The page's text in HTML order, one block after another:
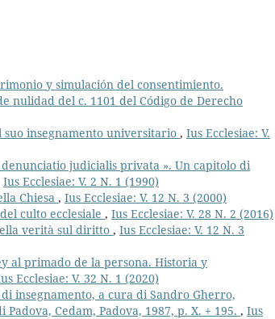
y simulación del consentimiento.
nulidad del c. 1101 del Código de Derecho
suo insegnamento universitario , Ius Ecclesiae: V.
judicialis privata ». Un capitolo di
Ius Ecclesiae: V. 2 N. 1 (1990)
Chiesa , Ius Ecclesiae: V. 12 N. 3 (2000)
culto ecclesiale , Ius Ecclesiae: V. 28 N. 2 (2016)
verità sul diritto , Ius Ecclesiae: V. 12 N. 3
al primado de la persona. Historia y
Ecclesiae: V. 32 N. 1 (2020)
insegnamento, a cura di Sandro Gherro,
Cedam, Padova, 1987, p. X. + 195. , Ius